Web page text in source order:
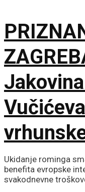
odnosa
Ukidanje rominga
benefita evropske
svakodnevne